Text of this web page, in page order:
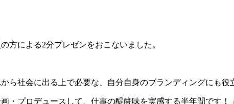
方による2分プレゼンをおこないました。
ら社会に出る上で必要な、自分自身のブランディングにも役
・プロデュースして、仕事の醍醐味を実感する半年間です！」